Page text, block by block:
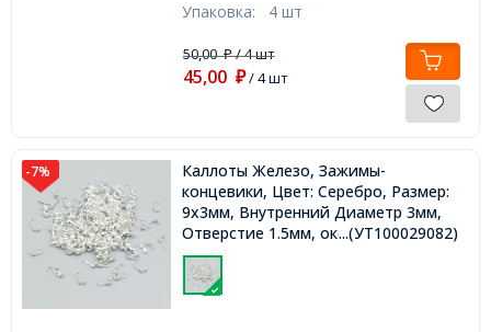
Упаковка: 4 шт
50,00₽/ 4 шт
45,00 ₽/ 4 шт
-7%
Каллоты Железо, Зажимы-
концевики, Цвет: Серебро, Размер:
9х3мм, Внутренний Диаметр 3мм,
Отверстие 1.5мм, около 200шт/20г,
...(УТ100029082)